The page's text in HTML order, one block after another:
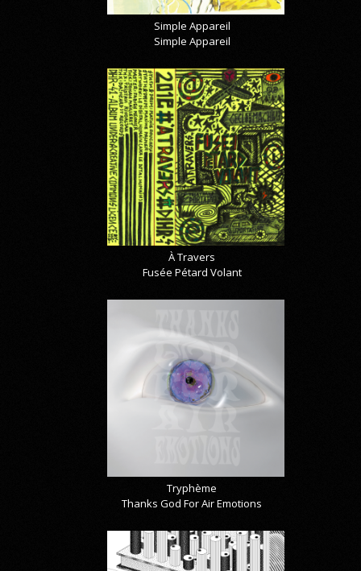
Simple Appareil
Simple Appareil
À Travers
Fusée Pétard Volant
Tryphème
Thanks God For Air Emotions